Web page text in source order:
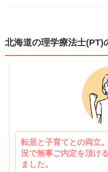
職場環境充実
リハスタッフ複数在籍 1
北海道の理学療法士(PT)
転居と子育てとの両立
況で無事ご内定を頂け
ました。